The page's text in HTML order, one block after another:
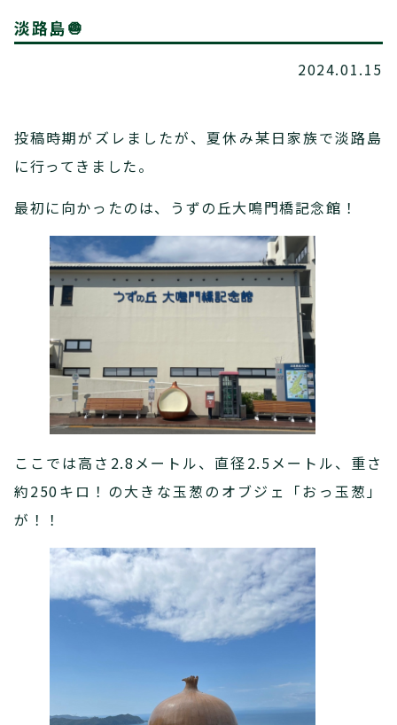
淡路島🧅
2024.01.15
投稿時期がズレましたが、夏休み某日家族で淡路島
に行ってきました。
最初に向かったのは、うずの丘大鳴門橋記念館！
ここでは高さ2.8メートル、直径2.5メートル、重さ
約250キロ！の大きな玉葱のオブジェ「おっ玉葱」
が！！